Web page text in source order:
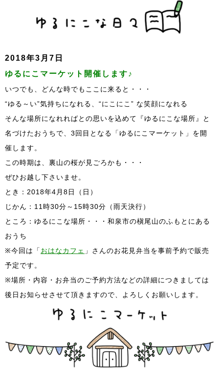
2018年3月7日
ゆるにこマーケット開催します♪
いつでも、どんな時でもここに来ると・・・
“ゆる～い”気持ちになれる、“にこにこ” な笑顔になれる
そんな場所になれればとの思いを込めて『ゆるにこな場所』と
名づけたおうちで、3回目となる「ゆるにこマーケット」を開
催します。
この時期は、裏山の桜が見ごろかも・・・
ぜひお越し下さいませ。
とき：2018年4月8日（日）
じかん：11時30分～15時30分（雨天決行）
ところ：ゆるにこな場所・・・和泉市の槇尾山のふもとにある
おうち
※今回は「 おはなカフェ 」さんのお花見弁当を事前予約で販売
予定です。
※場所・内容・お弁当のご予約方法などの詳細につきましては
後日お知らせさせて頂きますので、よろしくお願いします。